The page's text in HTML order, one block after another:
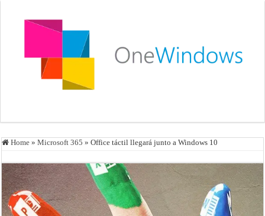
Home » Microsoft 365 » Office táctil llegará junto a Windows 10